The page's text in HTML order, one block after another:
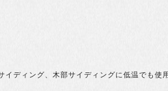
ディング、木部サイディングに低温でも使